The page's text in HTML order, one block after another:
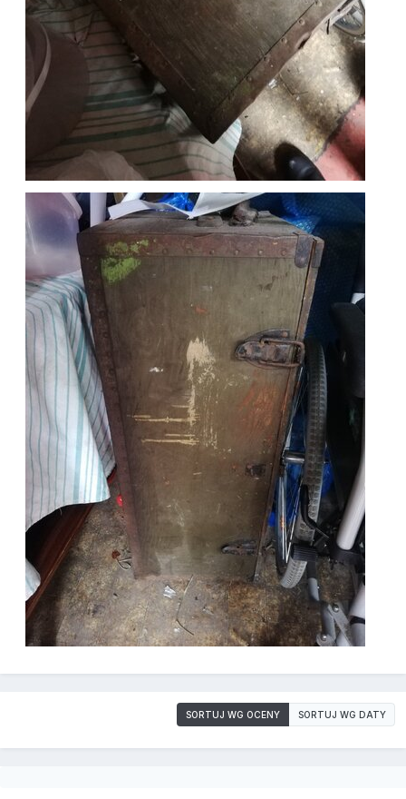
SORTUJ WG OCENY SORTUJ WG DATY